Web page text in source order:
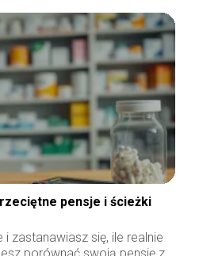
pensje i ścieżki
zastanawiasz się, ile realnie